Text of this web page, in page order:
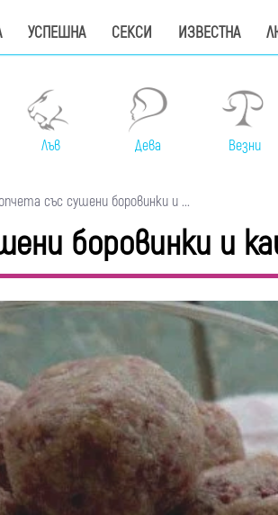
УСПЕШНА СЕКСИ ИЗВЕСТНА
Лъв Дева Везни
със сушени боровинки и ...
боровинки и